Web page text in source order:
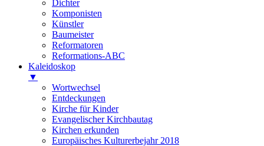
Dichter
Komponisten
Künstler
Baumeister
Reformatoren
Reformations-ABC
Kaleidoskop
▼
Wortwechsel
Entdeckungen
Kirche für Kinder
Evangelischer Kirchbautag
Kirchen erkunden
Europäisches Kulturerbejahr 2018